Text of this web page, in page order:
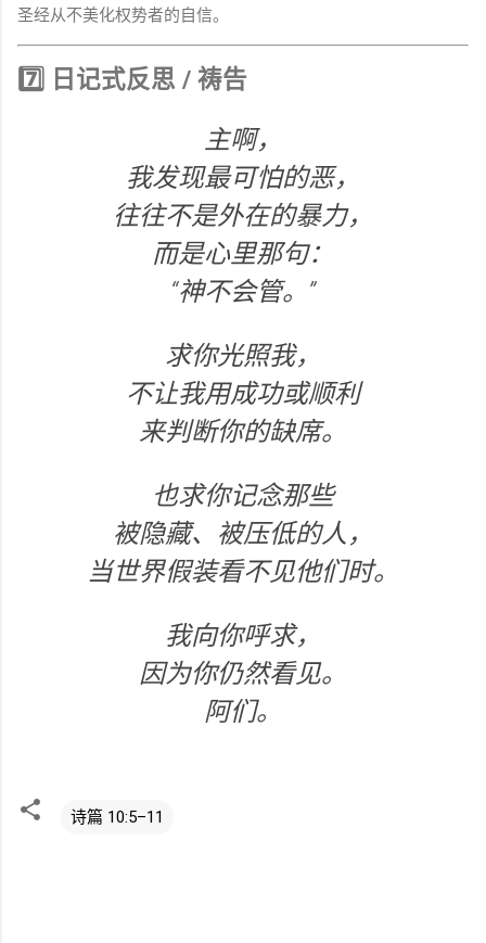
圣经从不美化权势者的自信。
7️⃣ 日记式反思 / 祷告
主啊，
我发现最可怕的恶，
往往不是外在的暴力，
而是心里那句：
“神不会管。”
求你光照我，
不让我用成功或顺利
来判断你的缺席。
也求你记念那些
被隐藏、被压低的人，
当世界假装看不见他们时。
我向你呼求，
因为你仍然看见。
阿们。
诗篇 10:5–11